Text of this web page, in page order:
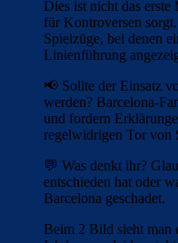
Dies ist nicht das erste
für Kontroversen
Spielzüge, bei denen
Linienführung
📢 Sollte der Einsatz
werden? Barcelona-
und fordern
regelwidrigen Tor von
💬 Was denkt ihr?
entschieden hat oder
Barcelona geschadet.
Beim 2 Bild sieht man